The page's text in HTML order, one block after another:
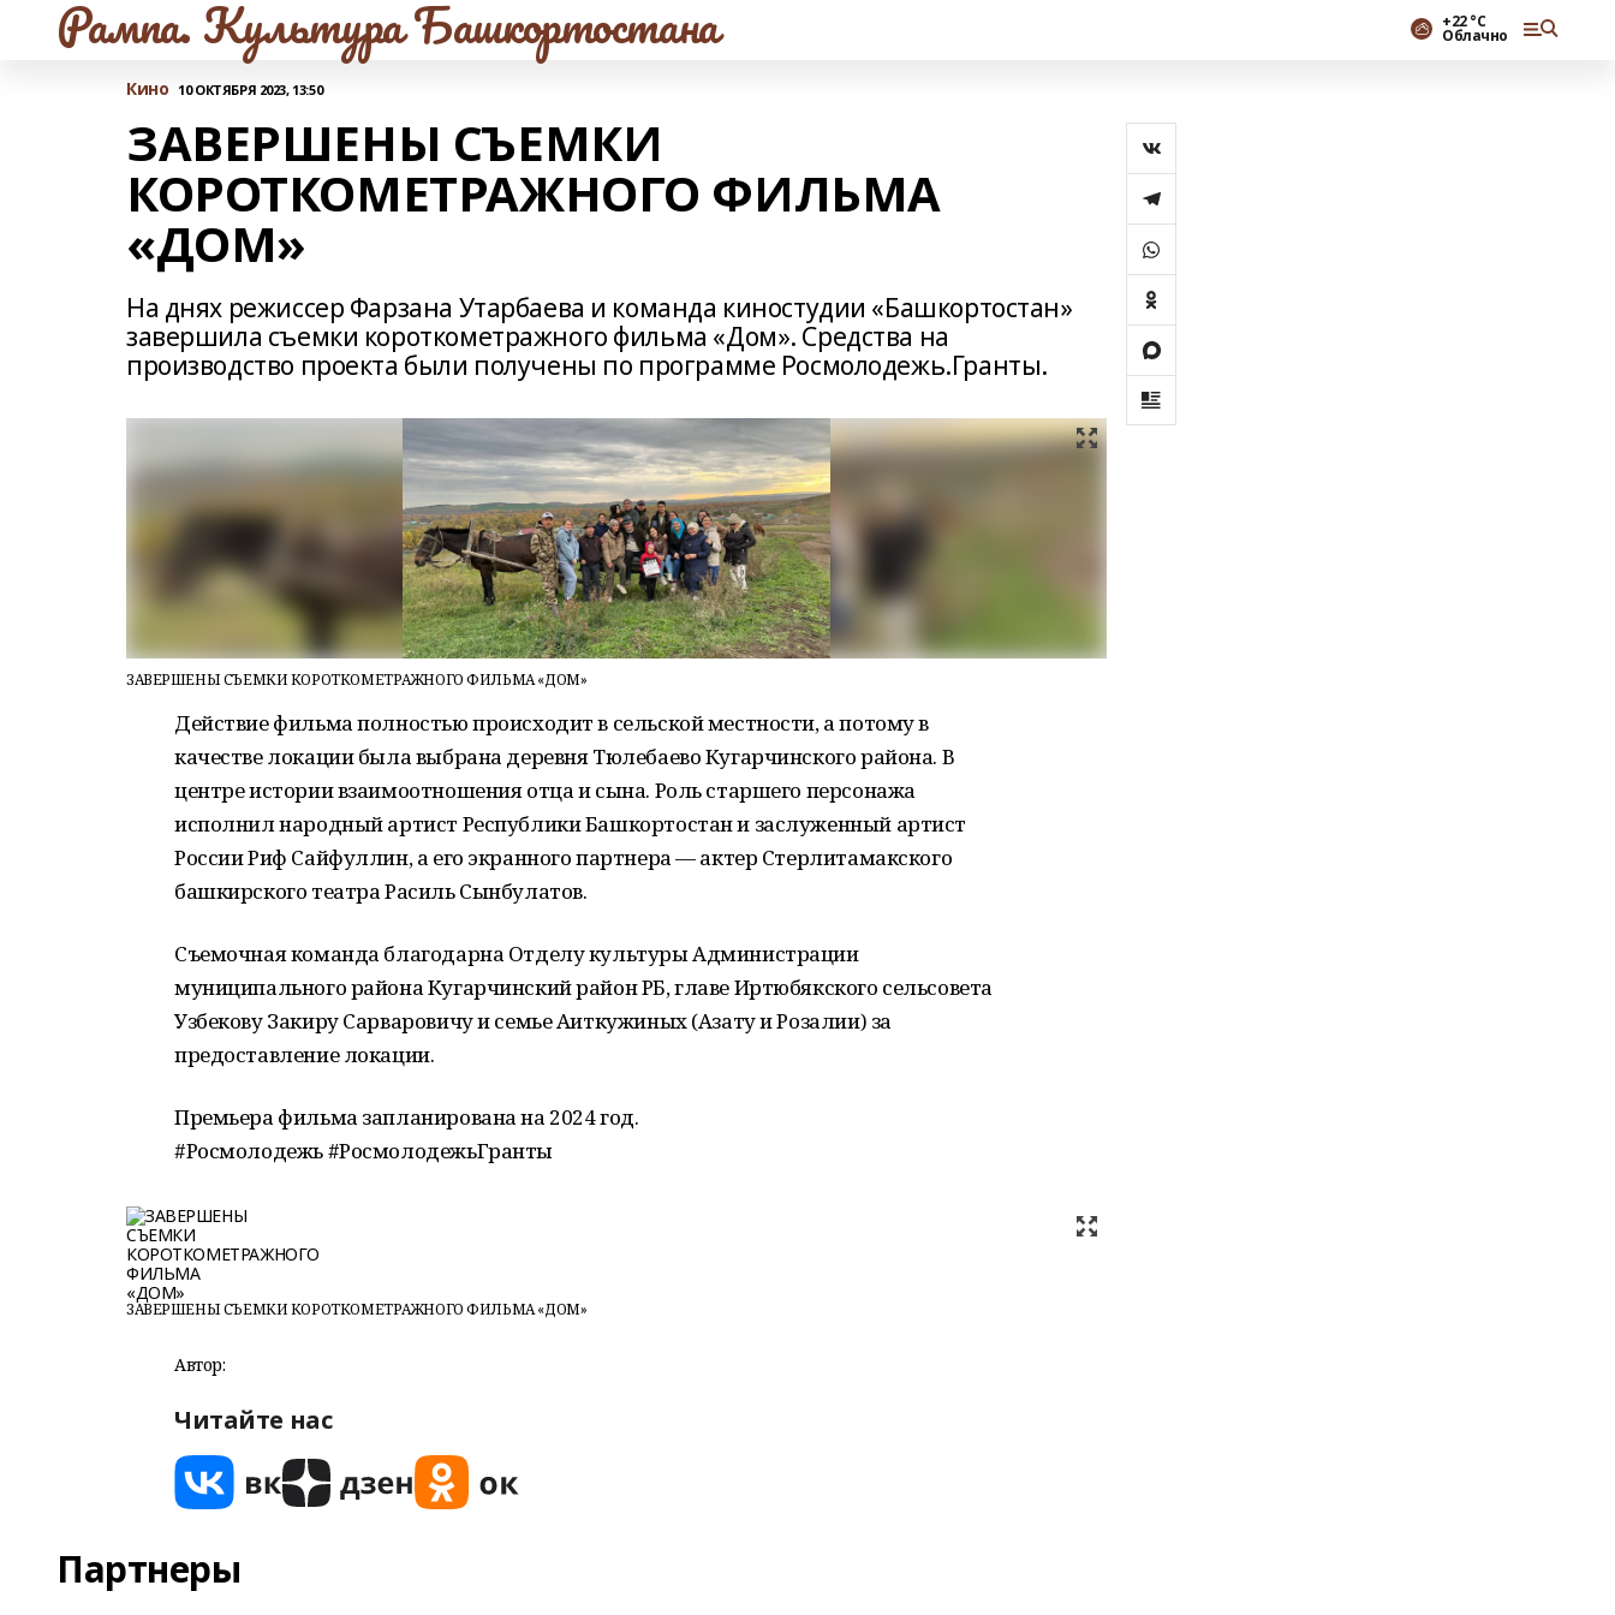
Рампа. Культура Башкортостана +22 °С
Облачно
Кино 10 ОКТЯБРЯ 2023, 13:50
ЗАВЕРШЕНЫ СЪЕМКИ
КОРОТКОМЕТРАЖНОГО ФИЛЬМА
«ДОМ»
На днях режиссер Фарзана Утарбаева и команда киностудии «Башкортостан»
завершила съемки короткометражного фильма «Дом». Средства на
производство проекта были получены по программе Росмолодежь.Гранты.
ЗАВЕРШЕНЫ СЪЕМКИ КОРОТКОМЕТРАЖНОГО ФИЛЬМА «ДОМ»
Действие фильма полностью происходит в сельской местности, а потому в
качестве локации была выбрана деревня Тюлебаево Кугарчинского района. В
центре истории взаимоотношения отца и сына. Роль старшего персонажа
исполнил народный артист Республики Башкортостан и заслуженный артист
России Риф Сайфуллин, а его экранного партнера — актер Стерлитамакского
башкирского театра Расиль Сынбулатов.
Съемочная команда благодарна Отделу культуры Администрации
муниципального района Кугарчинский район РБ, главе Иртюбякского сельсовета
Узбекову Закиру Сарваровичу и семье Аиткужиных (Азату и Розалии) за
предоставление локации.
Премьера фильма запланирована на 2024 год.
#Росмолодежь #РосмолодежьГранты
ЗАВЕРШЕНЫ СЪЕМКИ КОРОТКОМЕТРАЖНОГО ФИЛЬМА «ДОМ»
Автор:
Читайте нас
Партнеры